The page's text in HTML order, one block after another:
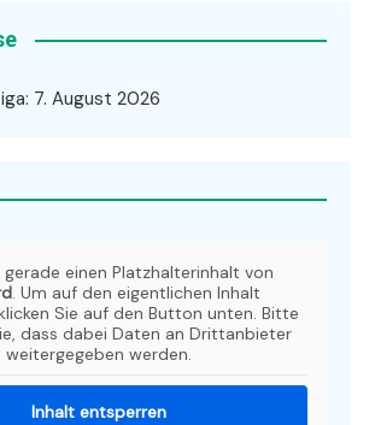
7. August 2026
gerade einen Platzhalterinhalt von
. Um auf den eigentlichen Inhalt
Sie auf den Button unten. Bitte
dass dabei Daten an Drittanbieter
weitergegeben werden.
Inhalt entsperren